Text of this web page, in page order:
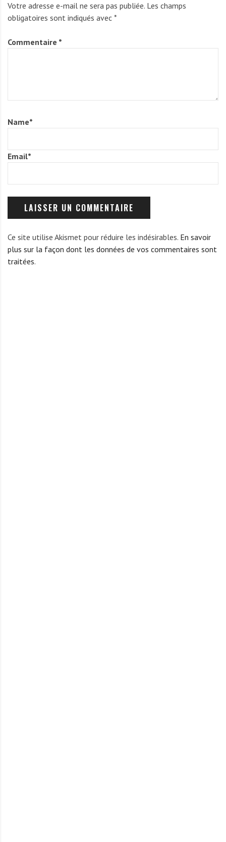
Votre adresse e-mail ne sera pas publiée. Les champs
obligatoires sont indiqués avec *
Commentaire *
Name*
Email*
Ce site utilise Akismet pour réduire les indésirables. En savoir
plus sur la façon dont les données de vos commentaires sont
traitées.